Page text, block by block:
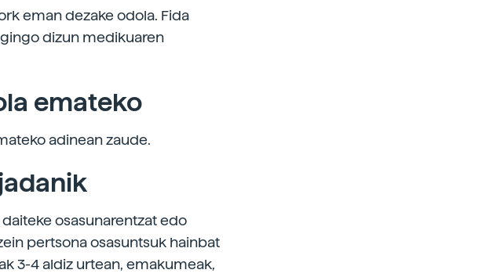
eman dezake odola. Fida
dizun medikuaren
emateko
adinean zaude.
osasunarentzat edo
pertsona osasuntsuk hainbat
3-4 aldiz urtean, emakumeak,